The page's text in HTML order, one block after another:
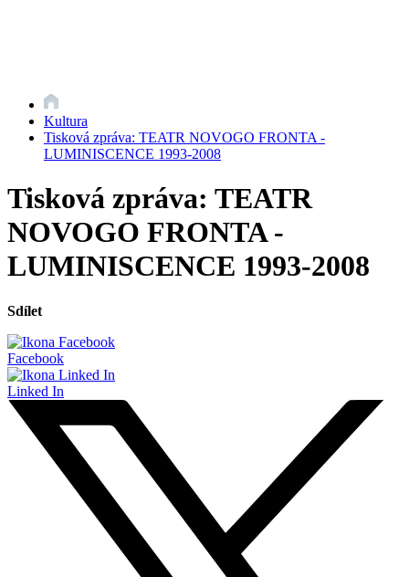
Kultura
Tisková zpráva: TEATR NOVOGO FRONTA -
LUMINISCENCE 1993-2008
Tisková zpráva: TEATR
NOVOGO FRONTA -
LUMINISCENCE 1993-2008
Sdílet
Facebook
Linked In